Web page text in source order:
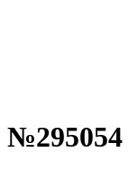
№295054